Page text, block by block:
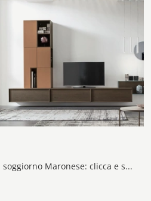
Pareti attrezzate e mobili soggiorno Maronese: clicca e scopri il modello Unix Comp SU2118 e potrai impreziosire stanze moderne di ogni tipo.